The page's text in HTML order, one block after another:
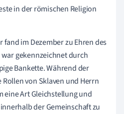
in der römischen Religion
fand im Dezember zu Ehren des
gekennzeichnet durch
Bankette. Während der
von Sklaven und Herrn
eine Art Gleichstellung und
der Gemeinschaft zu